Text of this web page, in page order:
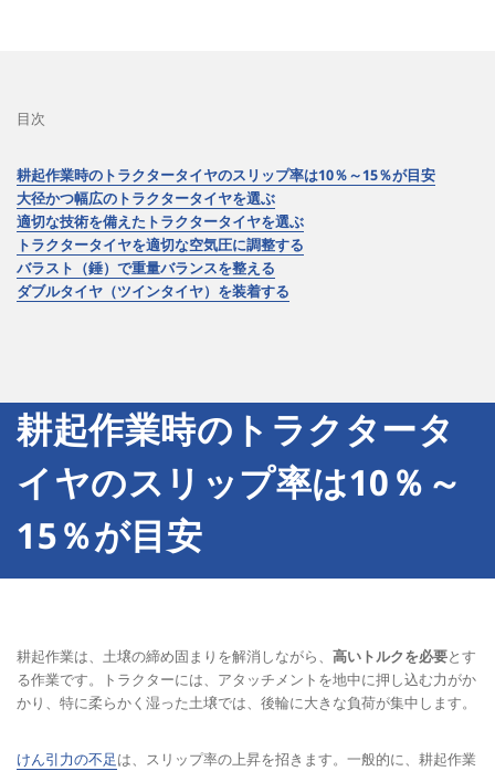
目次
耕起作業時のトラクタータイヤのスリップ率は10％～15％が目安
大径かつ幅広のトラクタータイヤを選ぶ
適切な技術を備えたトラクタータイヤを選ぶ
トラクタータイヤを適切な空気圧に調整する
バラスト（錘）で重量バランスを整える
ダブルタイヤ（ツインタイヤ）を装着する
耕起作業時のトラクタータ
イヤのスリップ率は10％～
15％が目安
耕起作業は、土壌の締め固まりを解消しながら、 高いトルクを必要とす
る作業です。トラクターには、アタッチメントを地中に押し込む力がか
かり、特に柔らかく湿った土壌では、後輪に大きな負荷が集中します。
けん引力の不足は、スリップ率の上昇を招きます。一般的に、耕起作業